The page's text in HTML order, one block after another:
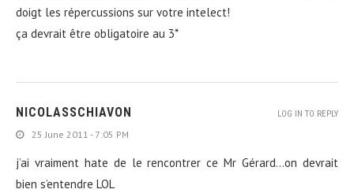
doigt les répercussions sur votre intelect!
ça devrait être obligatoire au 3*
NICOLASSCHIAVON
25 June 2011 - 7:05 PM
j’ai vraiment hate de le rencontrer ce Mr Gérard…on devrait
bien s’entendre LOL
LOG IN TO REPLY